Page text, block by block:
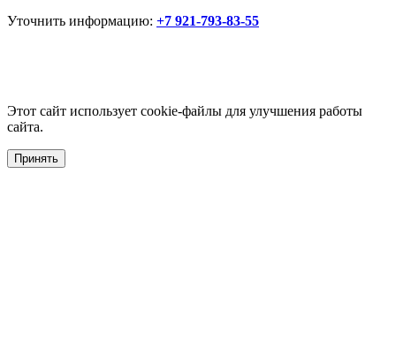
Уточнить информацию: +7 921-793-83-55
Этот сайт использует cookie-файлы для улучшения работы
сайта.
Принять